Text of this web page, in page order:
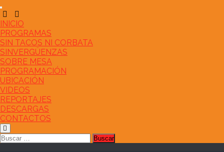
Saltar
al
contenido
INICIO
PROGRAMAS
SIN TACOS NI CORBATA
SINVERGÜENZAS
SOBRE MESA
PROGRAMACIÓN
UBICACIÓN
VIDEOS
REPORTAJES
DESCARGAS
CONTACTOS
Buscar: